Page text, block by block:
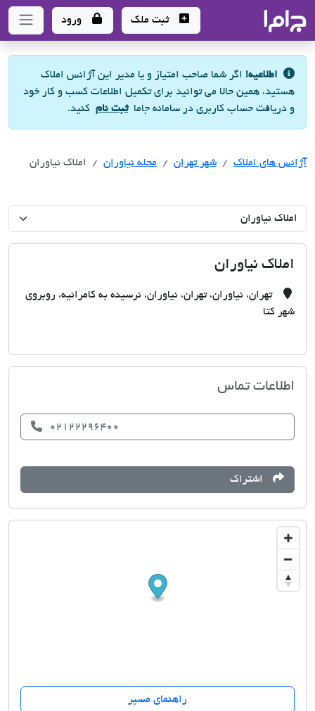
- سامانه جامع املاک و مشاورین املاک
ثبت ملک ورود
اطلاعیه! اگر شما صاحب امتیاز و یا مدیر این آژانس املاک
هستید، همین حالا می توانید برای تکمیل اطلاعات کسب و کار خود
و دریافت حساب کاربری در سامانه جاماثبت نام کنید.
آژانس های املاک آژانس های املاک
شهر تهران آژانس های املاک
محله نیاوران املاک نیاوران
املاک نیاوران
تهران، نیاوران، تهران، نیاوران، نرسیده به کامرانیه، روبروی
شهر کتا
اطلاعات تماس
02122296400
اشتراک
راهنمای مسیر